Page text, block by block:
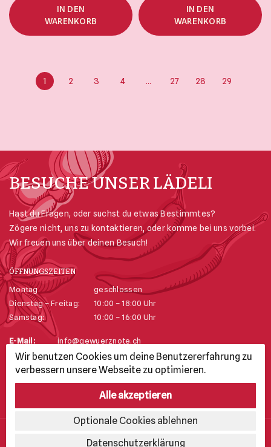
IN DEN
WARENKORB
IN DEN
WARENKORB
1 2 3 4 … 27 28 29
BESUCHE UNSER LÄDELI
Hast du Fragen, oder suchst du etwas Bestimmtes?
Zögere nicht, uns zu kontaktieren, oder komme bei uns vorbei.
Wir freuen uns über deinen Besuch!
ÖFFNUNGSZEITEN
Montag
geschlossen
Dienstag – Freitag:
10:00 – 18:00 Uhr
Samstag:
10:00 – 16:00 Uhr
E-Mail:
info@gewuerznote.ch
Telefon:
+41 52 625 74 23
Adresse:
Stadthausgasse 25, 8200 Schaffhausen
Copyright © Kolarski’s Gewürznote GmbH
Wir benutzen Cookies um deine Benutzererfahrung zu
verbessern unsere Webseite zu optimieren.
Alle akzeptieren
Optionale Cookies ablehnen
Datenschutzerklärung